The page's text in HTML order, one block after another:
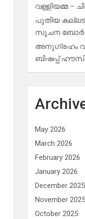
വള്ളിയമ്മ –
പുതിയ
സൂചന ബോർഡ്
അനുഗ്രഹം
ബിഷപ്പ്
May 2026
March 2026
February 2026
January 2026
December 2025
November 2025
October 2025